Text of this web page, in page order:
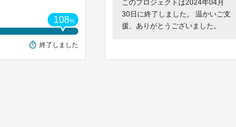
108%
終了しました
このプロジェクトは2024年04月
30日に終了しました。 温かいご支
援、ありがとうございました。